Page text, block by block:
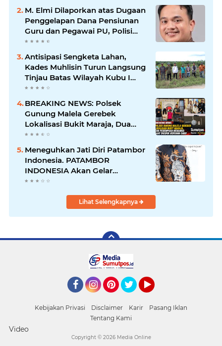
M. Elmi Dilaporkan atas Dugaan
Penggelapan Dana Pensiunan
Guru dan Pegawai PU, Polisi
Pastikan Proses Hukum
Antisipasi Sengketa Lahan,
Kades Muhlisin Turun Langsung
Tinjau Batas Wilayah Kubu I
yang Diduga Diserobot PT Jatim
BREAKING NEWS: Polsek
Gunung Malela Gerebek
Lokalisasi Bukit Maraja, Dua
Perempuan Menangis Saat
Meneguhkan Jati Diri Patambor
Indonesia. PATAMBOR
INDONESIA Akan Gelar
RAKERNAS II Di Jakarta.
Lihat Selengkapnya
Kebijakan Privasi Disclaimer Karir
Pasang Iklan
Tentang Kami
Video
Copyright © 2026 Media Online